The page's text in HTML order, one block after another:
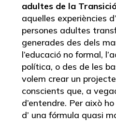
adultes de la
aquelles experiències
persones adultes
generades des dels
l’educació no formal,
política, o des de les
volem crear un
conscients que, a
d’entendre. Per això
d’ una fórmula quasi